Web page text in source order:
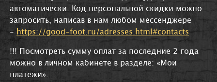
автоматически. Код персональной скидки можно
запросить, написав в нам любом мессенджере
- https://good-foot.ru/adresses.html#contacts
!!! Посмотреть сумму оплат за последние 2 года
можно в личном кабинете в разделе: «Мои
платежи».